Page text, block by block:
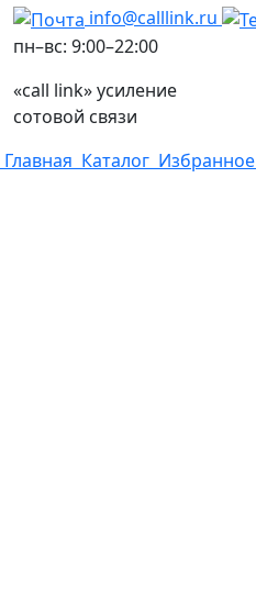
info@calllink.ru
пн–вс: 9:00–22:00
«call link» усиление
сотовой связи
Главная Каталог Избранное